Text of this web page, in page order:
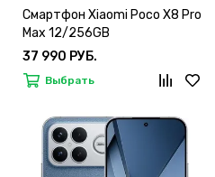
Смартфон Xiaomi Poco X8 Pro
Max 12/256GB
37 990 РУБ.
Выбрать